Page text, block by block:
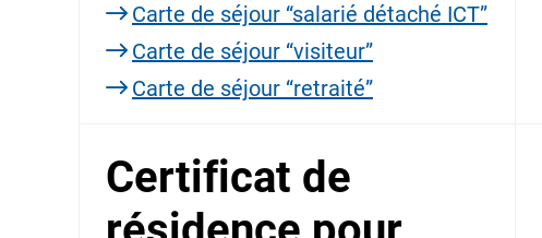
Carte de séjour “salarié détaché ICT”
Carte de séjour “visiteur”
Carte de séjour “retraité”
Certificat de